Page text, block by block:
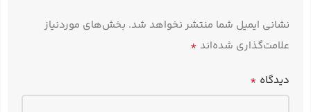
نشانی ایمیل شما منتشر نخواهد شد. بخش‌های موردنیاز
علامت‌گذاری شده‌اند *
دیدگاه *